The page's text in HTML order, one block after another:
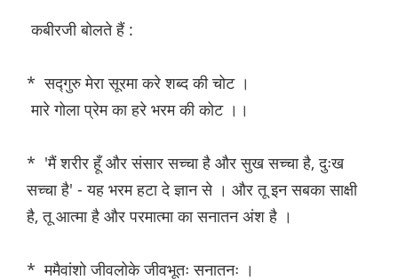
कबीरजी बोलते हैं :
* सद्गुरु मेरा सूरमा करे शब्द की चोट ।
मारे गोला प्रेम का हरे भरम की कोट ।।
* 'मैं शरीर हूँ और संसार सच्चा है और सुख सच्चा है, दुःख
सच्चा है' - यह भरम हटा दे ज्ञान से । और तू इन सबका साक्षी
है, तू आत्मा है और परमात्मा का सनातन अंश है ।
* ममैवांशो जीवलोके जीवभूतः सनातनः ।